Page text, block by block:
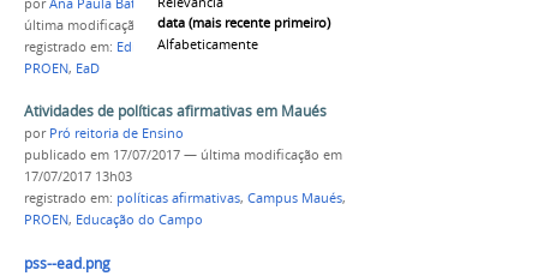
data (mais recente primeiro)
Alfabeticamente
última modificação
em 26/07/2017 15h35
registrado em: Edital 35/2017,Edital 36/2017
PROEN, EaD
Atividades de políticas afirmativas em Maués
por Pró reitoria de Ensino
publicado em 17/07/2017 — última modificação em
17/07/2017 13h03
registrado em: políticas afirmativas, Campus Maués,
PROEN, Educação do Campo
pss--ead.png